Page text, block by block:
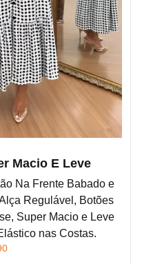
Macio E Leve
Na Frente Babado e
Regulável, Botões
Super Macio e Leve
nas Costas.